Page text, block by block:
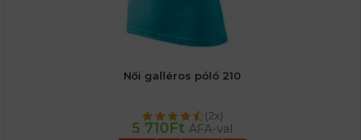
Női galléros póló 210
(2x)
5 710Ft ÁFA-val